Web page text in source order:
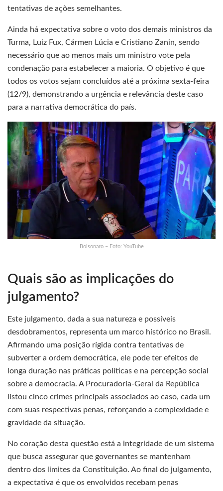
tentativas de ações semelhantes.
Ainda há expectativa sobre o voto dos demais ministros da
Turma, Luiz Fux, Cármen Lúcia e Cristiano Zanin, sendo
necessário que ao menos mais um ministro vote pela
condenação para estabelecer a maioria. O objetivo é que
todos os votos sejam concluídos até a próxima sexta-feira
(12/9), demonstrando a urgência e relevância deste caso
para a narrativa democrática do país.
Bolsonaro – Foto: YouTube
Quais são as implicações do
julgamento?
Este julgamento, dada a sua natureza e possíveis
desdobramentos, representa um marco histórico no Brasil.
Afirmando uma posição rígida contra tentativas de
subverter a ordem democrática, ele pode ter efeitos de
longa duração nas práticas políticas e na percepção social
sobre a democracia. A Procuradoria-Geral da República
listou cinco crimes principais associados ao caso, cada um
com suas respectivas penas, reforçando a complexidade e
gravidade da situação.
No coração desta questão está a integridade de um sistema
que busca assegurar que governantes se mantenham
dentro dos limites da Constituição. Ao final do julgamento,
a expectativa é que os envolvidos recebam penas